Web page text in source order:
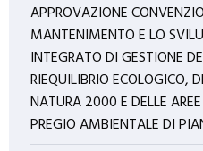
APPROVAZIONE
MANTENIMENTO E LO
INTEGRATO DI GESTIONE
RIEQUILIBRIO ECOLOGICO,
NATURA 2000 E DELLE
PREGIO AMBIENTALE DI